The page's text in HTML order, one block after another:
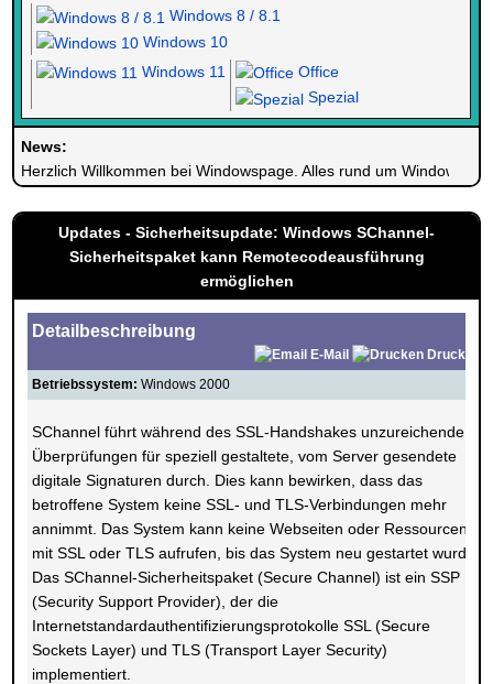
Windows 8 / 8.1
Windows 10
Windows 11
Office
Spezial
News:
Herzlich Willkommen bei Windowspage. Alles rund um Windows.
Updates - Sicherheitsupdate: Windows SChannel-
Sicherheitspaket kann Remotecodeausführung
ermöglichen
Detailbeschreibung
E-Mail
Drucken
Betriebssystem: Windows 2000
SChannel führt während des SSL-Handshakes unzureichende
Überprüfungen für speziell gestaltete, vom Server gesendete
digitale Signaturen durch. Dies kann bewirken, dass das
betroffene System keine SSL- und TLS-Verbindungen mehr
annimmt. Das System kann keine Webseiten oder Ressourcen
mit SSL oder TLS aufrufen, bis das System neu gestartet wurde.
Das SChannel-Sicherheitspaket (Secure Channel) ist ein SSP
(Security Support Provider), der die
Internetstandardauthentifizierungsprotokolle SSL (Secure
Sockets Layer) und TLS (Transport Layer Security)
implementiert.